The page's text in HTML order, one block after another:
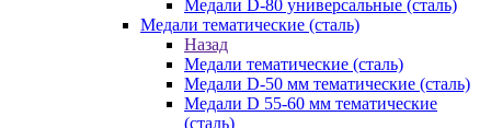
Медали D-80 универсальные (сталь)
Медали тематические (сталь)
Назад
Медали тематические (сталь)
Медали D-50 мм тематические (сталь)
Медали D 55-60 мм тематические
(сталь)